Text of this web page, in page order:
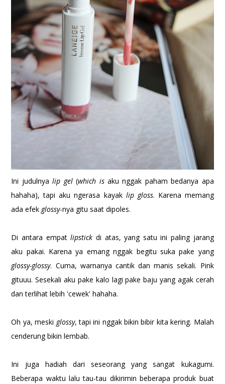
Ini judulnyalip gel(which is aku nggak paham bedanya apa
hahaha), tapi aku ngerasa kayak lip gloss. Karena memang
ada efek glossy-nya gitu saat dipoles.
Di antara empatlipstick di atas, yang satu ini paling jarang
aku pakai. Karena ya emang nggak begitu suka pake yang
glossy-glossy. Cuma, warnanya cantik dan manis sekali. Pink
gituuu. Sesekali aku pake kalo lagi pake baju yang agak cerah
dan terlihat lebih 'cewek' hahaha.
Oh ya, meski glossy, tapi ini nggak bikin bibir kita kering. Malah
cenderung bikin lembab.
Ini juga hadiah dari seseorang yang sangat kukagumi.
Beberapa waktu lalu tau-tau dikirimin beberapa produk buat